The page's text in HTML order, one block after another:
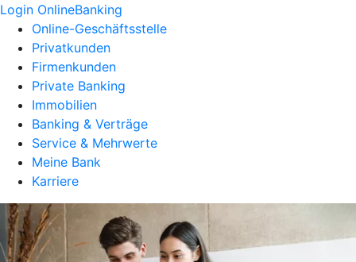
Login OnlineBanking
Online-Geschäftsstelle
Privatkunden
Firmenkunden
Private Banking
Immobilien
Banking & Verträge
Service & Mehrwerte
Meine Bank
Karriere